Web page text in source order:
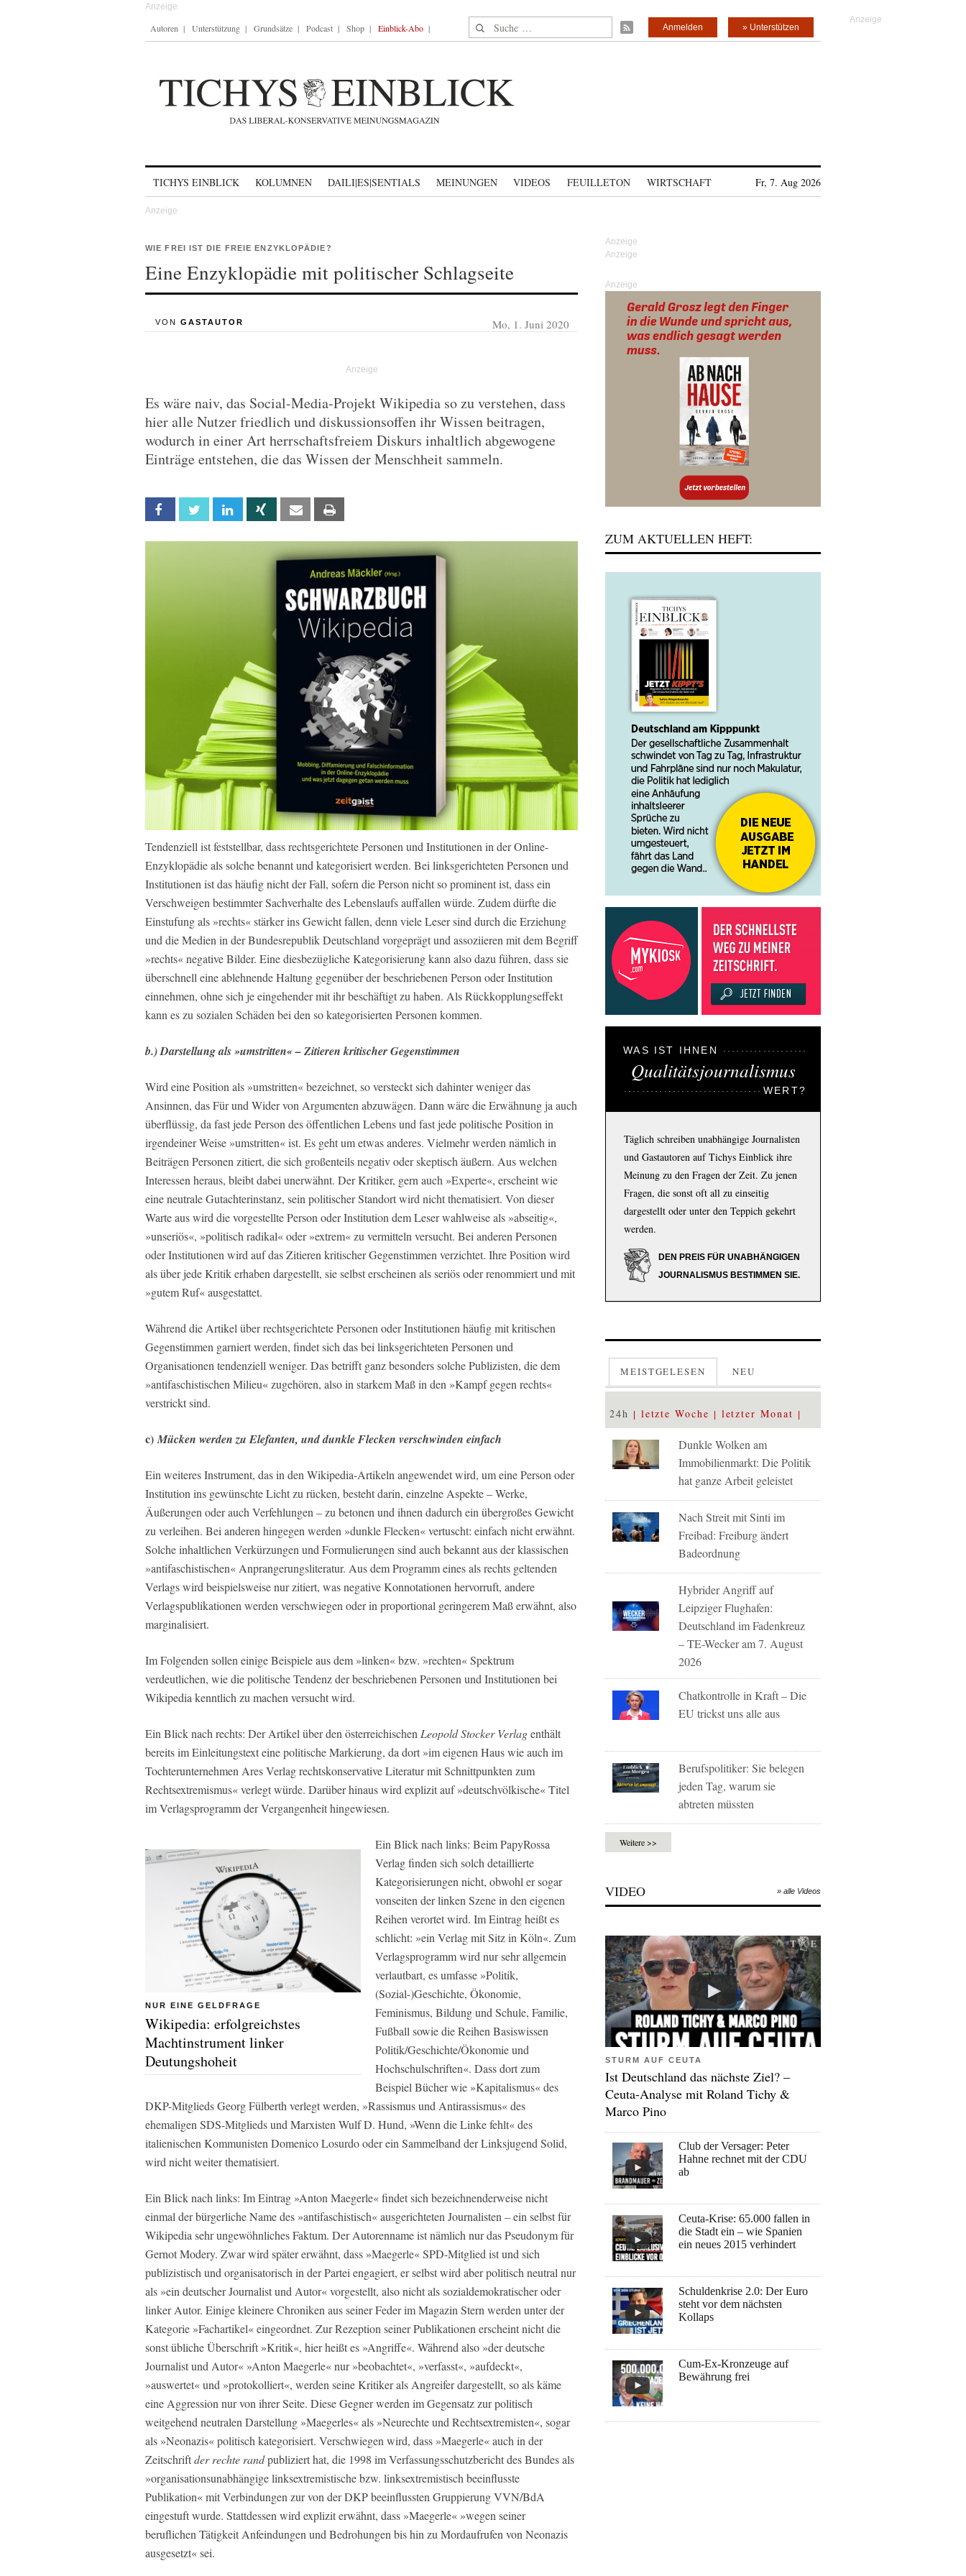
Autoren Unterstützung Grundsätze Podcast Shop Einblick-Abo Suche nach: » Unterstützen
Anmelden
TICHYS EINBLICK KOLUMNEN DAILI|ES|SENTIALS MEINUNGEN VIDEOS FEUILLETON WIRTSCHAFT Fr, 7. Aug 2026
WIE FREI IST DIE FREIE ENZYKLOPÄDIE?
Eine Enzyklopädie mit politischer Schlagseite
VON GASTAUTOR Mo, 1. Juni 2020
Es wäre naiv, das Social-Media-Projekt Wikipedia so zu verstehen, dass
hier alle Nutzer friedlich und diskussionsoffen ihr Wissen beitragen,
wodurch in einer Art herrschaftsfreiem Diskurs inhaltlich abgewogene
Einträge entstehen, die das Wissen der Menschheit sammeln.
Facebook Twitter Linkedin Xing Email
Tendenziell ist feststellbar, dass rechtsgerichtete Personen und Institutionen in der Online-
Enzyklopädie als solche benannt und kategorisiert werden. Bei linksgerichteten Personen und
Institutionen ist das häufig nicht der Fall, sofern die Person nicht so prominent ist, dass ein
Verschweigen bestimmter Sachverhalte des Lebenslaufs auffallen würde. Zudem dürfte die
Einstufung als »rechts« stärker ins Gewicht fallen, denn viele Leser sind durch die Erziehung
und die Medien in der Bundesrepublik Deutschland vorgeprägt und assoziieren mit dem Begriff
»rechts« negative Bilder. Eine diesbezügliche Kategorisierung kann also dazu führen, dass sie
überschnell eine ablehnende Haltung gegenüber der beschriebenen Person oder Institution
einnehmen, ohne sich je eingehender mit ihr beschäftigt zu haben. Als Rückkopplungseffekt
kann es zu sozialen Schäden bei den so kategorisierten Personen kommen.
b.) Darstellung als »umstritten« – Zitieren kritischer Gegenstimmen
Wird eine Position als »umstritten« bezeichnet, so versteckt sich dahinter weniger das
Ansinnen, das Für und Wider von Argumenten abzuwägen. Dann wäre die Erwähnung ja auch
überflüssig, da fast jede Person des öffentlichen Lebens und fast jede politische Position in
irgendeiner Weise »umstritten« ist. Es geht um etwas anderes. Vielmehr werden nämlich in
Beiträgen Personen zitiert, die sich großenteils negativ oder skeptisch äußern. Aus welchen
Interessen heraus, bleibt dabei unerwähnt. Der Kritiker, gern auch »Experte«, erscheint wie
eine neutrale Gutachterinstanz, sein politischer Standort wird nicht thematisiert. Von dieser
Warte aus wird die vorgestellte Person oder Institution dem Leser wahlweise als »abseitig«,
»unseriös«, »politisch radikal« oder »extrem« zu vermitteln versucht. Bei anderen Personen
oder Institutionen wird auf das Zitieren kritischer Gegenstimmen verzichtet. Ihre Position wird
als über jede Kritik erhaben dargestellt, sie selbst erscheinen als seriös oder renommiert und mit
»gutem Ruf« ausgestattet.
Während die Artikel über rechtsgerichtete Personen oder Institutionen häufig mit kritischen
Gegenstimmen garniert werden, findet sich das bei linksgerichteten Personen und
Organisationen tendenziell weniger. Das betrifft ganz besonders solche Publizisten, die dem
»antifaschistischen Milieu« zugehören, also in starkem Maß in den »Kampf gegen rechts«
verstrickt sind.
c)Mücken werden zu Elefanten, und dunkle Flecken verschwinden einfach
Ein weiteres Instrument, das in den Wikipedia-Artikeln angewendet wird, um eine Person oder
Institution ins gewünschte Licht zu rücken, besteht darin, einzelne Aspekte – Werke,
Äußerungen oder auch Verfehlungen – zu betonen und ihnen dadurch ein übergroßes Gewicht
zu verleihen. Bei anderen hingegen werden »dunkle Flecken« vertuscht: einfach nicht erwähnt.
Solche inhaltlichen Verkürzungen und Formulierungen sind auch bekannt aus der klassischen
»antifaschistischen« Anprangerungsliteratur. Aus dem Programm eines als rechts geltenden
Verlags wird beispielsweise nur zitiert, was negative Konnotationen hervorruft, andere
Verlagspublikationen werden verschwiegen oder in proportional geringerem Maß erwähnt, also
marginalisiert.
Im Folgenden sollen einige Beispiele aus dem »linken« bzw. »rechten« Spektrum
verdeutlichen, wie die politische Tendenz der beschriebenen Personen und Institutionen bei
Wikipedia kenntlich zu machen versucht wird.
Ein Blick nach rechts: Der Artikel über den österreichischen Leopold Stocker Verlagenthält
bereits im Einleitungstext eine politische Markierung, da dort »im eigenen Haus wie auch im
Tochterunternehmen Ares Verlag rechtskonservative Literatur mit Schnittpunkten zum
Rechtsextremismus« verlegt würde. Darüber hinaus wird explizit auf »deutschvölkische« Titel
im Verlagsprogramm der Vergangenheit hingewiesen.
NUR EINE GELDFRAGE
Wikipedia: erfolgreichstes
Machtinstrument linker
Deutungshoheit
Ein Blick nach links: BeimPapyRossa
Verlagfinden sich solch detaillierte
Kategorisierungen nicht, obwohl er sogar
vonseiten der linken Szene in den eigenen
Reihen verortet wird. Im Eintrag heißt es
schlicht: »ein Verlag mit Sitz in Köln«. Zum
Verlagsprogramm wird nur sehr allgemein
verlautbart, es umfasse »Politik,
(Sozial-)Geschichte, Ökonomie,
Feminismus, Bildung und Schule, Familie,
Fußball sowie die Reihen Basiswissen
Politik/Geschichte/Ökonomie und
Hochschulschriften«. Dass dort zum
Beispiel Bücher wie »Kapitalismus« des
DKP-Mitglieds Georg Fülberth verlegt werden, »Rassismus und Antirassismus« des
ehemaligen SDS-Mitglieds und Marxisten Wulf D. Hund, »Wenn die Linke fehlt« des
italienischen Kommunisten Domenico Losurdo oder ein Sammelband der Linksjugend Solid,
wird nicht weiter thematisiert.
Ein Blick nach links: Im Eintrag »Anton Maegerle« findet sich bezeichnenderweise nicht
einmal der bürgerliche Name des »antifaschistisch« ausgerichteten Journalisten – ein selbst für
Wikipedia sehr ungewöhnliches Faktum. Der Autorenname ist nämlich nur das Pseudonym für
Gernot Modery. Zwar wird später erwähnt, dass »Maegerle« SPD-Mitglied ist und sich
publizistisch und organisatorisch in der Partei engagiert, er selbst wird aber politisch neutral nur
als »ein deutscher Journalist und Autor« vorgestellt, also nicht als sozialdemokratischer oder
linker Autor. Einige kleinere Chroniken aus seiner Feder im Magazin Stern werden unter der
Kategorie »Fachartikel« eingeordnet. Zur Rezeption seiner Publikationen erscheint nicht die
sonst übliche Überschrift »Kritik«, hier heißt es »Angriffe«. Während also »der deutsche
Journalist und Autor« »Anton Maegerle« nur »beobachtet«, »verfasst«, »aufdeckt«,
»auswertet« und »protokolliert«, werden seine Kritiker als Angreifer dargestellt, so als käme
eine Aggression nur von ihrer Seite. Diese Gegner werden im Gegensatz zur politisch
weitgehend neutralen Darstellung »Maegerles« als »Neurechte und Rechtsextremisten«, sogar
als »Neonazis« politisch kategorisiert. Verschwiegen wird, dass »Maegerle« auch in der
Zeitschriftder rechte randpubliziert hat, die 1998 im Verfassungsschutzbericht des Bundes als
»organisationsunabhängige linksextremistische bzw. linksextremistisch beeinflusste
Publikation« mit Verbindungen zur von der DKP beeinflussten Gruppierung VVN/BdA
eingestuft wurde. Stattdessen wird explizit erwähnt, dass »Maegerle« »wegen seiner
beruflichen Tätigkeit Anfeindungen und Bedrohungen bis hin zu Mordaufrufen von Neonazis
ausgesetzt« sei.
Anzeige
ZUM AKTUELLEN HEFT:
WAS IST IHNEN
Qualitätsjournalismus
WERT?
Täglich schreiben unabhängige Journalisten
und Gastautoren auf Tichys Einblick ihre
Meinung zu den Fragen der Zeit. Zu jenen
Fragen, die sonst oft all zu einseitig
dargestellt oder unter den Teppich gekehrt
werden.
DEN PREIS FÜR UNABHÄNGIGEN
JOURNALISMUS BESTIMMEN SIE.
MEISTGELESEN NEU
24h letzte Woche letzter Monat
Dunkle Wolken am
Immobilienmarkt: Die Politik
hat ganze Arbeit geleistet
Nach Streit mit Sinti im
Freibad: Freiburg ändert
Badeordnung
Hybrider Angriff auf
Leipziger Flughafen:
Deutschland im Fadenkreuz
– TE-Wecker am 7. August
2026
Chatkontrolle in Kraft – Die
EU trickst uns alle aus
Berufspolitiker: Sie belegen
jeden Tag, warum sie
abtreten müssten
Weitere >>
VIDEO » alle Videos
STURM AUF CEUTA
Ist Deutschland das nächste Ziel? –
Ceuta-Analyse mit Roland Tichy &
Marco Pino
Club der Versager: Peter
Hahne rechnet mit der CDU
ab
Ceuta-Krise: 65.000 fallen in
die Stadt ein – wie Spanien
ein neues 2015 verhindert
Schuldenkrise 2.0: Der Euro
steht vor dem nächsten
Kollaps
Cum-Ex-Kronzeuge auf
Bewährung frei